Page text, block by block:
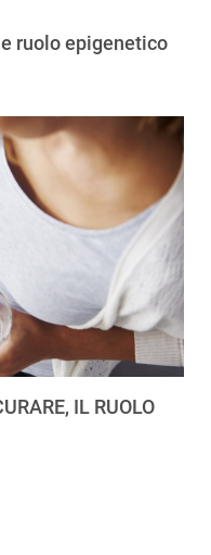
ruolo epigenetico
IL RUOLO